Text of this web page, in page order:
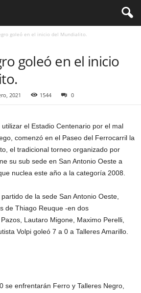
goleó en el inicio del Mundialito.
goleó en el inicio
2021 1544 0
el Estadio Centenario por el mal
comenzó en el Paseo del Ferrocarril la
el tradicional torneo organizado por
su sub sede en San Antonio Oeste a
nuclea este año a la categoría 2008.
de la sede San Antonio Oeste,
de Thiago Reuque -en dos
Lautaro Migone, Maximo Perelli,
Volpi goleó 7 a 0 a Talleres Amarillo.
se enfrentarán Ferro y Talleres Negro,